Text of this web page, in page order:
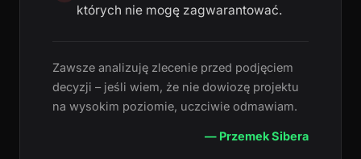
których nie mogę zagwarantować.
Zawsze analizuję zlecenie przed podjęciem
decyzji – jeśli wiem, że nie dowiozę projektu
na wysokim poziomie, uczciwie odmawiam.
— Przemek Sibera